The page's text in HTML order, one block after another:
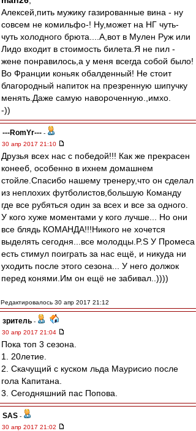
Алексей,пить мужику газированные вина - ну
совсем не комильфо-! Ну,может на НГ чуть-
чуть холодного брюта....А,вот в Мулен Руж или
Лидо входит в стоимость билета.Я не пил -
жене понравилось,а у меня всегда собой было!
Во Франции коньяк обалденный! Не стоит
благородный напиток на презренную шипучку
менять.Даже самую навороченную.,имхо.
-))
---RomYr--- -
30 апр 2017 21:10
Друзья всех нас с победой!!! Как же прекрасен
конееб, особенно в ихнем домашнем
стойле.Спасибо нашему тренеру,что он сделал
из неплохих футболистов,большую Команду
где все рубяться один за всех и все за одного.
У кого хуже моментами у кого лучше... Но они
все блядь КОМАНДА!!!Никого не хочется
выделять сегодня...все молодцы.P.S У Промеса
есть стимул поиграть за нас ещё, и никуда ни
уходить после этого сезона... У него должок
перед конями.Им он ещё не забивал..))))
Редактировалось 30 апр 2017 21:12
зpитель -
30 апр 2017 21:04
Пока топ 3 сезона.
1. 20летие.
2. Скачущий с куском льда Маурисио после
гола Капитана.
3. Сегодняшний пас Попова.
SAS -
30 апр 2017 21:02